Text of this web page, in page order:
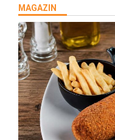
MAGAZIN